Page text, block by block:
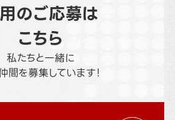
のご応募は
こちら
私たちと一緒に
間を募集しています！